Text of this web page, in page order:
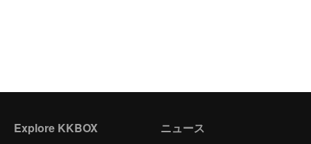
Explore KKBOX ニュース